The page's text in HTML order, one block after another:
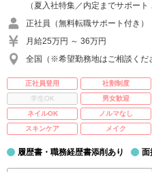
（夏入社特集／内定までサポー
正社員（無料転職サポート付き）
月給25万円 ～ 36万円
全国（※希望勤務地はご相談くだ
正社員登用 社割制度
学生OK
男女歓迎
ネイルOK
ノルマなし
スキンケア
メイク
履歴書・職務経歴書添削あり 面